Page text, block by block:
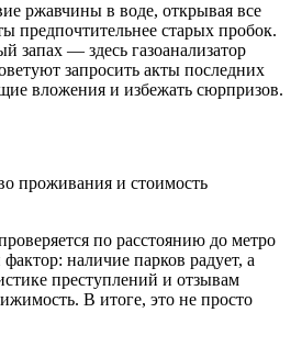
ржавчины в воде, открывая все
предпочтительнее старых пробок.
запах — здесь газоанализатор
запросить акты последних
вложения и избежать сюрпризов.
проживания и стоимость
по расстоянию до метро
наличие парков радует, а
преступлений и отзывам
В итоге, это не просто